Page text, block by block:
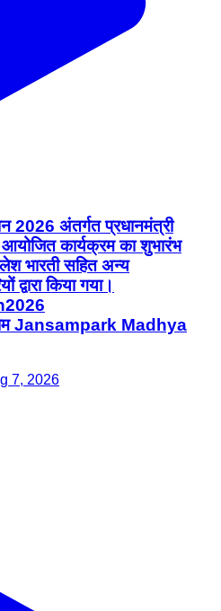
2026 अंतर्गत प्रधानमंत्री
कार्यक्रम का शुभारंभ
भारती सहित अन्य
द्वारा किया गया।
Jansampark Madhya
7, 2026